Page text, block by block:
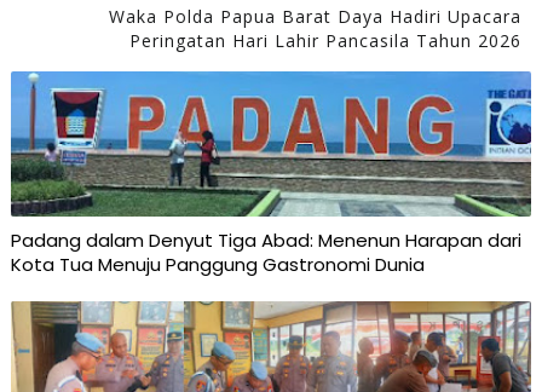
Waka Polda Papua Barat Daya Hadiri Upacara
Peringatan Hari Lahir Pancasila Tahun 2026
Padang dalam Denyut Tiga Abad: Menenun Harapan dari
Kota Tua Menuju Panggung Gastronomi Dunia